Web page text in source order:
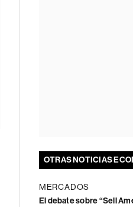
OTRAS NOTICIAS
MERCADOS
El debate sobre “Sell